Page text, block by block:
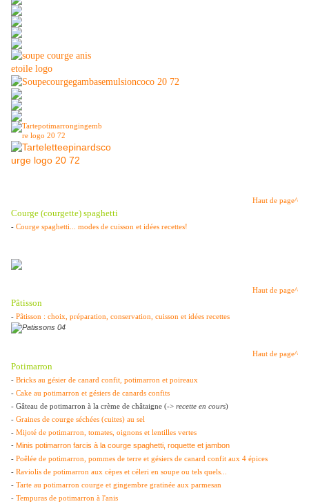
Haut de page^
Courge (courgette) spaghetti
- Courge spaghetti... modes de cuisson et idées recettes!
Haut de page^
Pâtisson
- Pâtisson : choix, préparation, conservation, cuisson et idées recettes
Haut de page^
Potimarron
- Bricks au gésier de canard confit, potimarron et poireaux
- Cake au potimarron et gésiers de canards confits
- Gâteau de potimarron à la crème de châtaigne (-> recette en cours)
- Graines de courge séchées (cuites) au sel
- Mijoté de potimarron, tomates, oignons et lentilles vertes
- Minis potimarron farcis à la courge spaghetti, roquette et jambon
- Poêlée de potimarron, pommes de terre et gésiers de canard confit aux 4 épices
- Raviolis de potimarron aux cèpes et céleri en soupe ou tels quels...
- Tarte au potimarron courge et gingembre gratinée aux parmesan
- Tempuras de potimarron à l'anis